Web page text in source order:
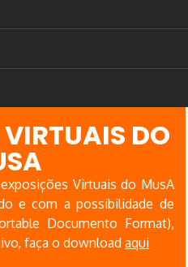
DO
Virtuais do MusA
e com a possibilidade de
Documento Format),
faça o downloadaqui